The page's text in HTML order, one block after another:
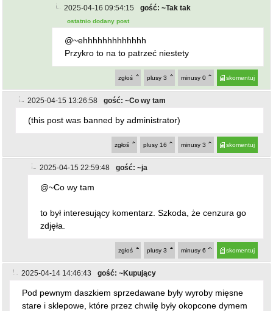
2025-04-16 09:54:15 gość: ~Tak tak
ostatnio dodany post
@~ehhhhhhhhhhhhh
Przykro to na to patrzeć niestety
skomentuj
minusy 0
plusy 3
zgłoś
2025-04-15 13:26:58 gość: ~Co wy tam
(this post was banned by administrator)
skomentuj
minusy 3
plusy 16
zgłoś
2025-04-15 22:59:48 gość: ~ja
@~Co wy tam
to był interesujący komentarz. Szkoda, że cenzura go
zdjęła.
skomentuj
minusy 6
plusy 3
zgłoś
2025-04-14 14:46:43 gość: ~Kupujący
Pod pewnym daszkiem sprzedawane były wyroby mięsne
stare i sklepowe, które przez chwilę były okopcone dymem